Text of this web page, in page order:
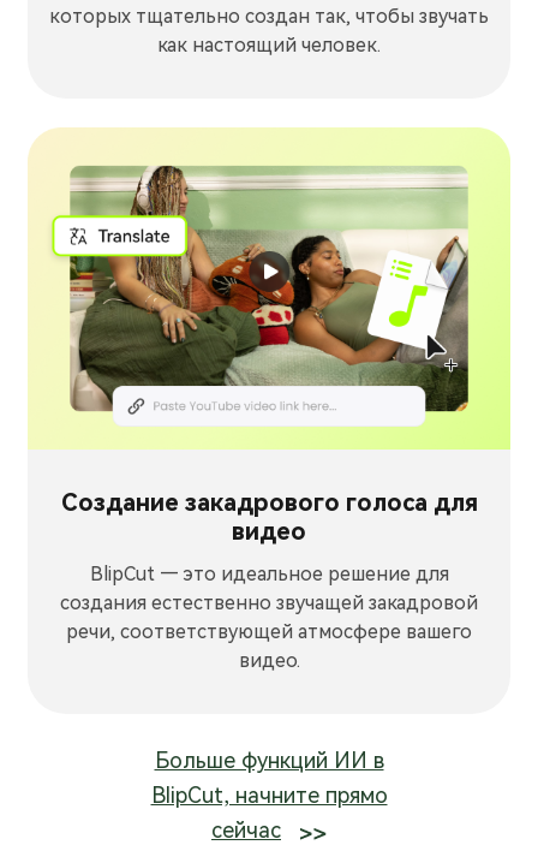
которых тщательно создан так, чтобы звучать
как настоящий человек.
Создание закадрового голоса для
видео
BlipCut — это идеальное решение для
создания естественно звучащей закадровой
речи, соответствующей атмосфере вашего
видео.
Больше функций ИИ в
BlipCut, начните прямо
сейчас